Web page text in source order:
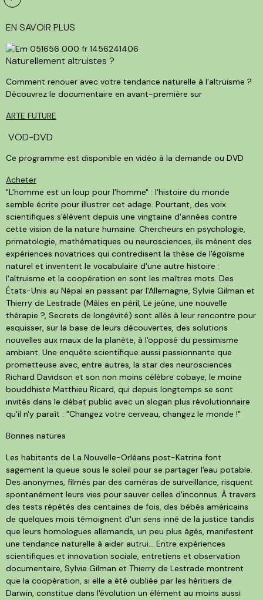
EN SAVOIR PLUS
Naturellement altruistes ?
Comment renouer avec votre tendance naturelle à l'altruisme ?
Découvrez le documentaire en avant-première sur
ARTE FUTURE
VOD-DVD
Ce programme est disponible en vidéo à la demande ou DVD
Acheter
"L'homme est un loup pour l'homme" : l'histoire du monde
semble écrite pour illustrer cet adage. Pourtant, des voix
scientifiques s'élèvent depuis une vingtaine d'années contre
cette vision de la nature humaine. Chercheurs en psychologie,
primatologie, mathématiques ou neurosciences, ils mènent des
expériences novatrices qui contredisent la thèse de l'égoïsme
naturel et inventent le vocabulaire d'une autre histoire :
l'altruisme et la coopération en sont les maîtres mots. Des
États-Unis au Népal en passant par l'Allemagne, Sylvie Gilman et
Thierry de Lestrade (Mâles en péril, Le jeûne, une nouvelle
thérapie ?, Secrets de longévité) sont allés à leur rencontre pour
esquisser, sur la base de leurs découvertes, des solutions
nouvelles aux maux de la planète, à l'opposé du pessimisme
ambiant. Une enquête scientifique aussi passionnante que
prometteuse avec, entre autres, la star des neurosciences
Richard Davidson et son non moins célèbre cobaye, le moine
bouddhiste Matthieu Ricard, qui depuis longtemps se sont
invités dans le débat public avec un slogan plus révolutionnaire
qu'il n'y paraît : "Changez votre cerveau, changez le monde !"
Bonnes natures
Les habitants de La Nouvelle-Orléans post-Katrina font
sagement la queue sous le soleil pour se partager l'eau potable.
Des anonymes, filmés par des caméras de surveillance, risquent
spontanément leurs vies pour sauver celles d'inconnus. À travers
des tests répétés des centaines de fois, des bébés américains
de quelques mois témoignent d'un sens inné de la justice tandis
que leurs homologues allemands, un peu plus âgés, manifestent
une tendance naturelle à aider autrui... Entre expériences
scientifiques et innovation sociale, entretiens et observation
documentaire, Sylvie Gilman et Thierry de Lestrade montrent
que la coopération, si elle a été oubliée par les héritiers de
Darwin, constitue dans l'évolution un élément au moins aussi